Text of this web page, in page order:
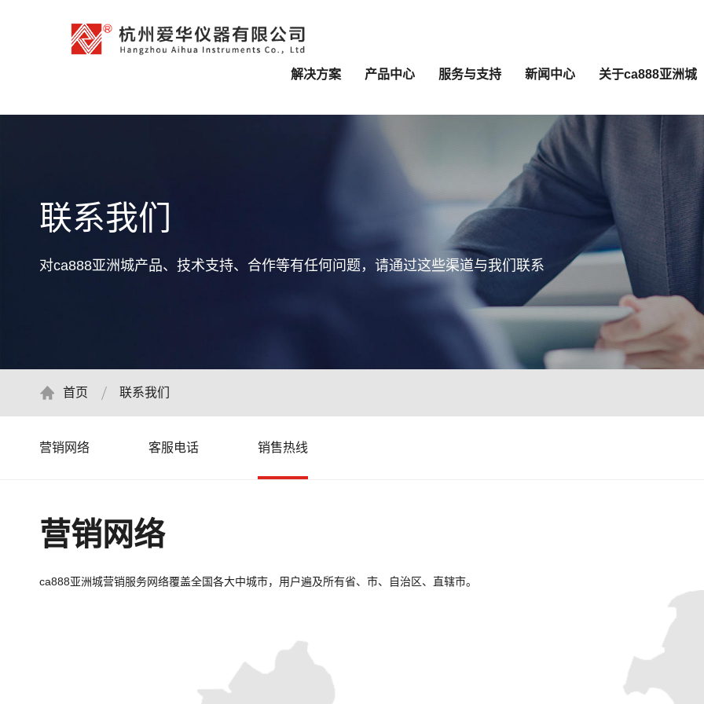
解决方案 产品中心 服务与支持 新闻中心 关于ca888亚洲城
联系我们
对ca888亚洲城产品、技术支持、合作等有任何问题，请通过这些渠道与我们联系
首页 联系我们
营销网络 客服电话 销售热线
营销网络
ca888亚洲城营销服务网络覆盖全国各大中城市，用户遍及所有省、市、自治区、直辖市。